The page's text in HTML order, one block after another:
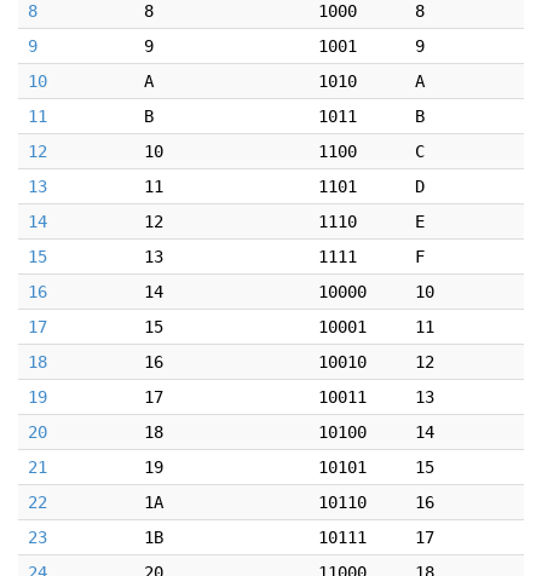
8
8 1000
8
9
9 1001
9
10
A 1010
A
11
B 1011
B
12
10 1100
C
13
11 1101
D
14
12 1110
E
15
13 1111
F
16
14 10000
10
17
15 10001
11
18
16 10010
12
19
17 10011
13
20
18 10100
14
21
19 10101
15
22
1A 10110
16
23
1B 10111
17